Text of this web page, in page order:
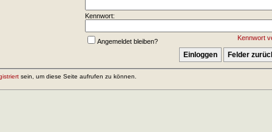
Kennwort:
Kennwort
Angemeldet bleiben?
sein, um diese Seite aufrufen zu können.